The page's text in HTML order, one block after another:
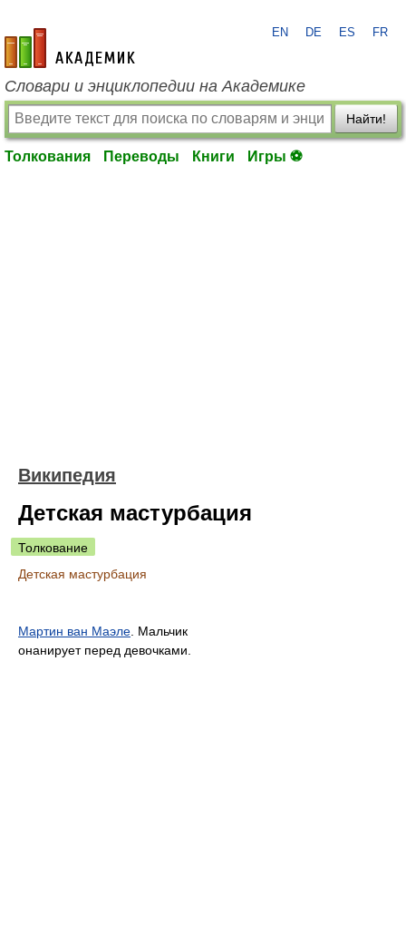
academic.ru
EN DE ES FR
Словари и энциклопедии на Академике
Найти!
Толкования Переводы Книги Игры ⚽
Википедия
Детская мастурбация
Толкование
Детская мастурбация
Мартин ван Маэле . Мальчик
онанирует перед девочками.